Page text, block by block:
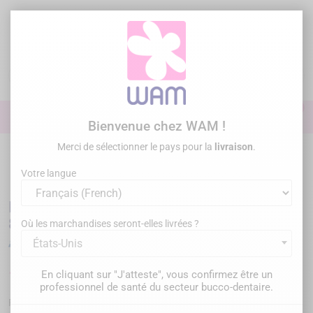
DTE WOODPECKER - Pièce à main LED HD-8L
compatible SATELEC® et NSK®
DTE WOODPECKER - Pièce à main LED HD-
8L compatible SATELEC® et NSK®
150,00 € TTC
Référence :
Bienvenue chez WAM !
Merci de sélectionner le pays pour la livraison.
Votre langue
Où les marchandises seront-elles livrées ?
États-Unis
En cliquant sur "J'atteste", vous confirmez être un
professionnel de santé du secteur bucco-dentaire.